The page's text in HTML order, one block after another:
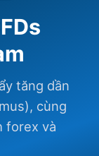
tăng dần
cùng
forex và